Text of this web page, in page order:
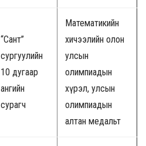
“Сант”
сургуулийн
10 дугаар
ангийн
сурагч
Математикийн
хичээлийн олон
улсын
олимпиадын
хүрэл, улсын
олимпиадын
алтан медальт